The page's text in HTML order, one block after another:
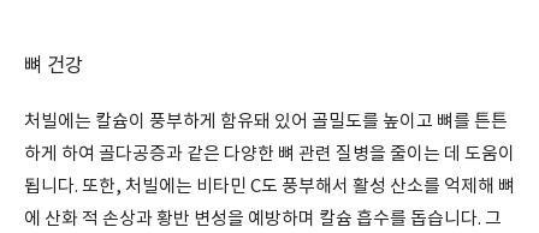
뼈 건강
처빌에는 칼슘이 풍부하게 함유돼 있어 골밀도를 높이고 뼈를 튼튼
하게 하여 골다공증과 같은 다양한 뼈 관련 질병을 줄이는 데 도움이
됩니다. 또한, 처빌에는 비타민 C도 풍부해서 활성 산소를 억제해 뼈
에 산화 적 손상과 황반 변성을 예방하며 칼슘 흡수를 돕습니다. 그